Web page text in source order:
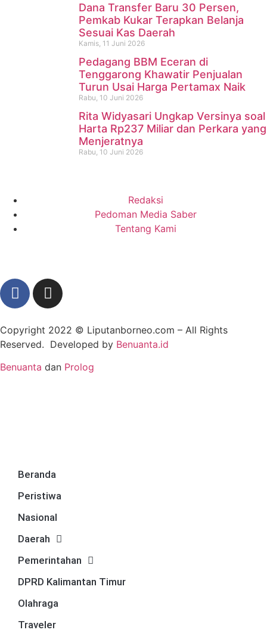
Dana Transfer Baru 30 Persen,
Pemkab Kukar Terapkan Belanja
Sesuai Kas Daerah
Kamis, 11 Juni 2026
Pedagang BBM Eceran di
Tenggarong Khawatir Penjualan
Turun Usai Harga Pertamax Naik
Rabu, 10 Juni 2026
Rita Widyasari Ungkap Versinya soal
Harta Rp237 Miliar dan Perkara yang
Menjeratnya
Rabu, 10 Juni 2026
Redaksi
Pedoman Media Saber
Tentang Kami
Copyright 2022 © Liputanborneo.com – All Rights
Reserved. Developed by Benuanta.id
Benuanta dan Prolog
Beranda
Peristiwa
Nasional
Daerah
Pemerintahan
DPRD Kalimantan Timur
Olahraga
Traveler